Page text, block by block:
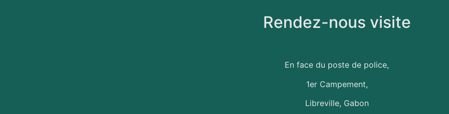
Rendez-nous visite
En face du poste de police,
1er Campement,
Libreville, Gabon